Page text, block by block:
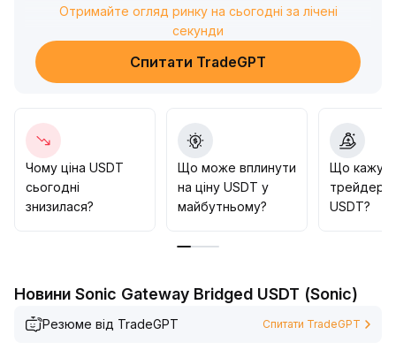
короткостроковій перспективі, які можуть
спричинити ризики ліквідності
Водночас, на основних блокчейнах, таких як TRON,
попит на USDT та активність застосувань
На рівні регулювання, прискорення законодавчих
ініціатив у США і підтримка провідних установ
багатовалютної екосистеми сприяє відновленню
довіри ринку
Стратегічна рекомендація: у короткостроковій
коливань і потенційних шоків ліквідності; у
відхиленні ціни від прив'язки розумно розглядати
можливість купівлі на падінні
Отримайте огляд ринку на сьогодні за лічені
секунди
Спитати TradeGPT
Чому ціна USDT
сьогодні
знизилася?
Що може вплинути
на ціну USDT у
майбутньому?
Що
трейдери
USDT?
Новини Sonic Gateway Bridged USDT (Sonic)
Резюме від TradeGPT Спитати TradeGPT